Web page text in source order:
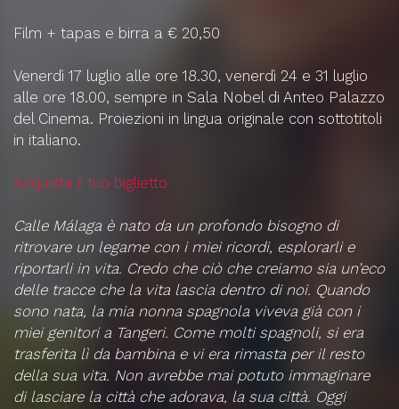
Film + tapas e birra a € 20,50
Venerdì 17 luglio alle ore 18.30, venerdì 24 e 31 luglio
alle ore 18.00, sempre in Sala Nobel di Anteo Palazzo
del Cinema. Proiezioni in lingua originale con sottotitoli
in italiano.
Acquista il tuo biglietto
Calle Málaga è nato da un profondo bisogno di
ritrovare un legame con i miei ricordi, esplorarli e
riportarli in vita. Credo che ciò che creiamo sia un’eco
delle tracce che la vita lascia dentro di noi. Quando
sono nata, la mia nonna spagnola viveva già con i
miei genitori a Tangeri. Come molti spagnoli, si era
trasferita lì da bambina e vi era rimasta per il resto
della sua vita. Non avrebbe mai potuto immaginare
di lasciare la città che adorava, la sua città. Oggi